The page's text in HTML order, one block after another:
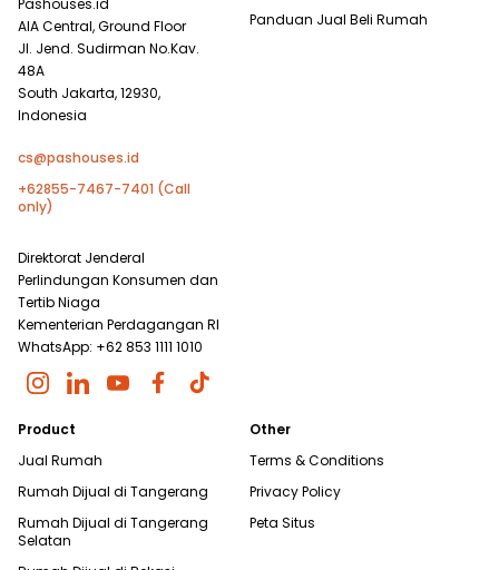
Pashouses.id
AIA Central, Ground Floor
Jl. Jend. Sudirman No.Kav.
48A
South Jakarta, 12930,
Indonesia
cs@pashouses.id
+62855-7467-7401 (Call
only)
Direktorat Jenderal
Perlindungan Konsumen dan
Tertib Niaga
Kementerian Perdagangan RI
WhatsApp: +62 853 1111 1010
Panduan Jual Beli Rumah
Product
Jual Rumah
Rumah Dijual di Tangerang
Rumah Dijual di Tangerang
Selatan
Other
Terms & Conditions
Privacy Policy
Peta Situs